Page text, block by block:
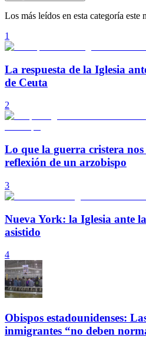
Los más leídos en esta categoría este
1
La respuesta de la Iglesia
de Ceuta
2
Lo que la guerra cristera nos
reflexión de un arzobispo
3
Nueva York: la Iglesia ante
asistido
4
Obispos estadounidenses:
inmigrantes “no deben